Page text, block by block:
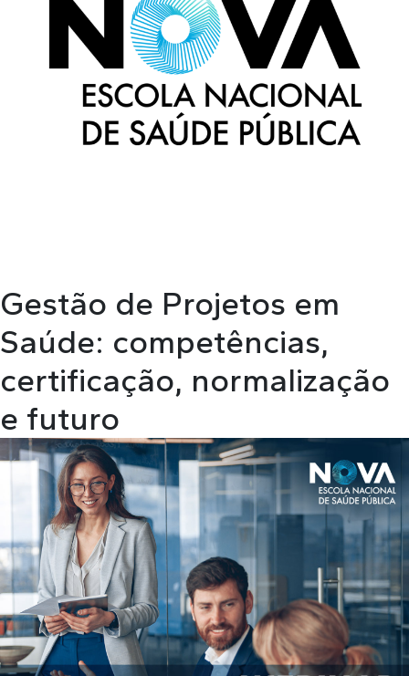
Gestão de Projetos em
Saúde: competências,
certificação, normalização
e futuro